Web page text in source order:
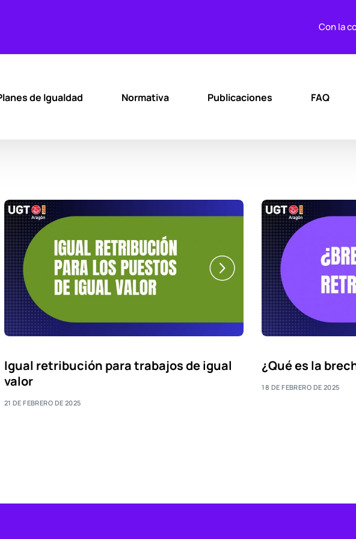
Con la
de Igualdad Normativa Publicaciones FAQ
Igual retribución para trabajos de igual
valor
21 DE FEBRERO DE 2025
¿Qué es la
18 DE FEBRERO DE 2025